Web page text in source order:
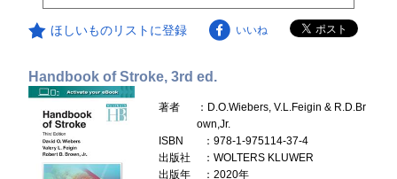
ほしいものリストに登録 いいね
Handbook of Stroke, 3rd ed.
著者
：D.O.Wiebers, V.L.Feigin & R.D.Br
own,Jr.
ISBN
：978-1-975114-37-4
出版社
：WOLTERS KLUWER
出版年
：2020年